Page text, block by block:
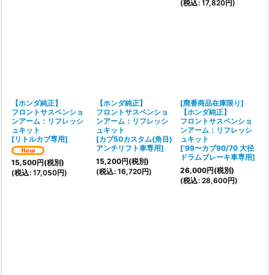
(税込: 17,820円)
【ホンダ純正】
フロントサスペンショ
ンアーム：リフレッシ
ュキット
[リトルカブ専用]
15,500円(税別)
(税込: 17,050円)
【ホンダ純正】
フロントサスペンショ
ンアーム：リフレッシ
ュキット
[カブ50カスタム(角目)
アンチリフト車専用]
15,200円(税別)
(税込: 16,720円)
[廃番商品在庫限り]
【ホンダ純正】
フロントサスペンショ
ンアーム：リフレッシ
ュキット
[’99〜カブ90/70 大径
ドラムブレーキ車専用]
26,000円(税別)
(税込: 28,600円)